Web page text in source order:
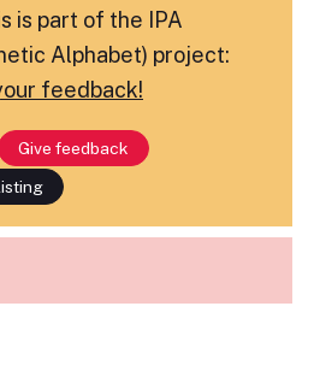
is part of the IPA
Alphabet) project:
feedback!
Give feedback